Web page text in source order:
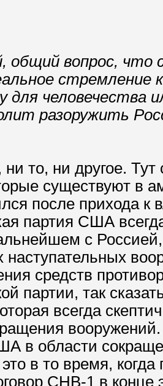
общий вопрос, что
стремление
для человечества
разоружить
то, ни другое. Тут
существуют в
после прихода к
партия США
с
наступательных
средств
партии, так
всегда
в области
в то время,
СНВ-1 в конце